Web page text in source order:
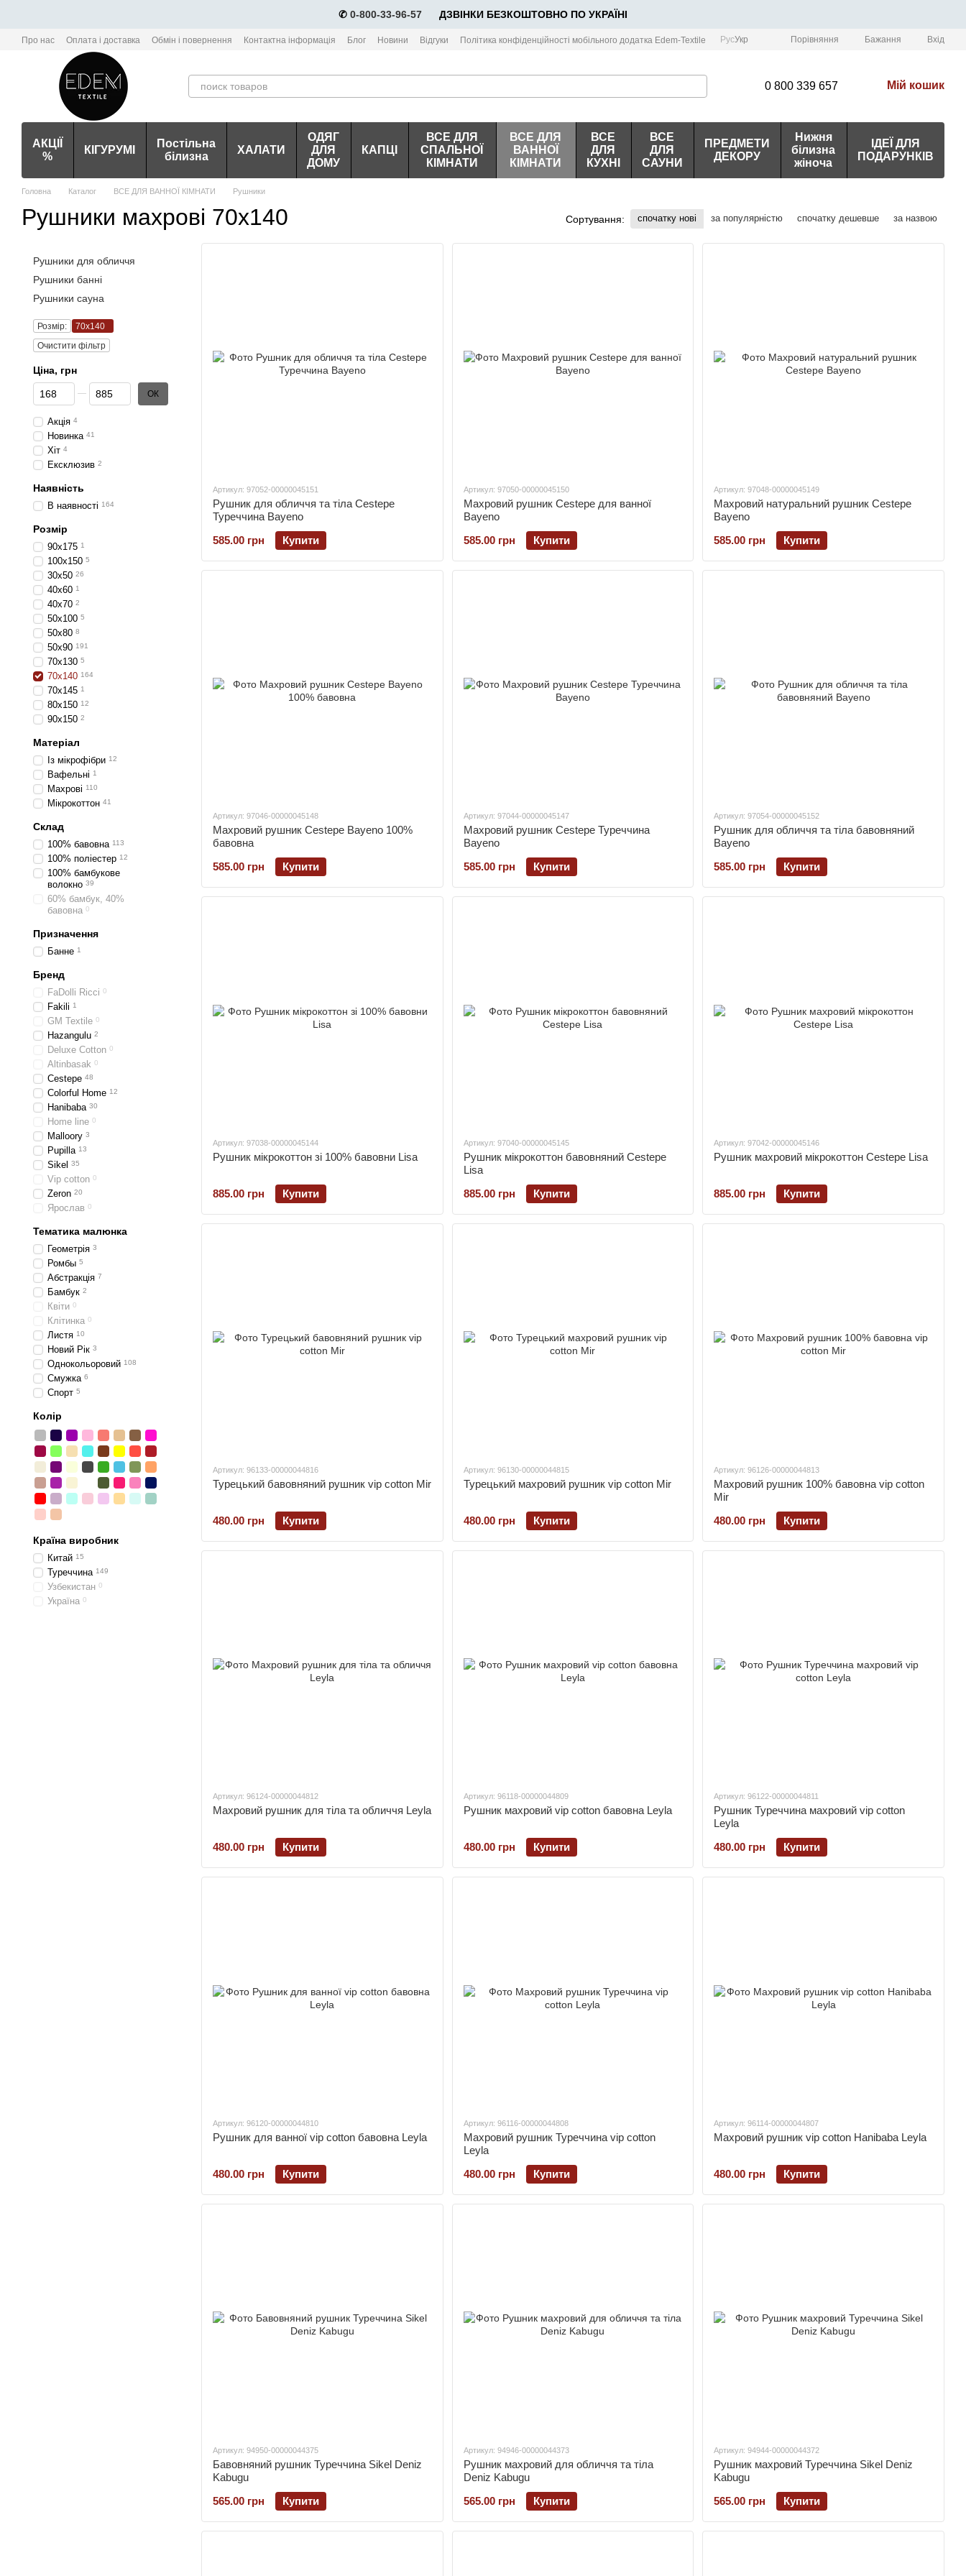
✆ 0-800-33-96-57 ⠀⠀ДЗВІНКИ БЕЗКОШТОВНО ПО УКРАЇНІ
Про нас Оплата і доставка Обмін і повернення Контактна інформація Блог Новини Відгуки Політика конфіденційності мобільного додатка Edem-Textile РусУкр Порівняння Бажання Вхід
0 800 339 657 Мій кошик
АКЦІЇ
%
КІГУРУМІ
Постільна
білизна
ХАЛАТИ
ОДЯГ
ДЛЯ
ДОМУ
КАПЦІ
ВСЕ ДЛЯ
СПАЛЬНОЇ
КІМНАТИ
ВСЕ ДЛЯ
ВАННОЇ
КІМНАТИ
ВСЕ
ДЛЯ
КУХНІ
ВСЕ
ДЛЯ
САУНИ
ПРЕДМЕТИ
ДЕКОРУ
Нижня
білизна
жіноча
ІДЕЇ ДЛЯ
ПОДАРУНКІВ
Головна Каталог ВСЕ ДЛЯ ВАННОЇ КІМНАТИ Рушники
Рушники махрові 70х140 Сортування: спочатку нові за популярністю спочатку дешевше за назвою
Артикул: 97052-00000045151
Рушник для обличчя та тіла Cestepe
Туреччина Bayeno
585.00 грн
Купити
Артикул: 97050-00000045150
Махровий рушник Cestepe для ванної
Bayeno
585.00 грн
Купити
Артикул: 97048-00000045149
Махровий натуральний рушник Cestepe
Bayeno
585.00 грн
Купити
Артикул: 97046-00000045148
Махровий рушник Cestepe Bayeno 100%
бавовна
585.00 грн
Купити
Артикул: 97044-00000045147
Махровий рушник Cestepe Туреччина
Bayeno
585.00 грн
Купити
Артикул: 97054-00000045152
Рушник для обличчя та тіла бавовняний
Bayeno
585.00 грн
Купити
Артикул: 97038-00000045144
Рушник мікрокоттон зі 100% бавовни Lisa
885.00 грн Купити
Артикул: 97040-00000045145
Рушник мікрокоттон бавовняний Cestepe
Lisa
885.00 грн
Купити
Артикул: 97042-00000045146
Рушник махровий мікрокоттон Cestepe Lisa
885.00 грн Купити
Артикул: 96133-00000044816
Турецький бавовняний рушник vip cotton Mir
480.00 грн Купити
Артикул: 96130-00000044815
Турецький махровий рушник vip cotton Mir
480.00 грн Купити
Артикул: 96126-00000044813
Махровий рушник 100% бавовна vip cotton
Mir
480.00 грн
Купити
Артикул: 96124-00000044812
Махровий рушник для тіла та обличчя Leyla
480.00 грн Купити
Артикул: 96118-00000044809
Рушник махровий vip cotton бавовна Leyla
480.00 грн Купити
Артикул: 96122-00000044811
Рушник Туреччина махровий vip cotton
Leyla
480.00 грн
Купити
Артикул: 96120-00000044810
Рушник для ванної vip cotton бавовна Leyla
480.00 грн Купити
Артикул: 96116-00000044808
Махровий рушник Туреччина vip cotton
Leyla
480.00 грн
Купити
Артикул: 96114-00000044807
Махровий рушник vip cotton Hanibaba Leyla
480.00 грн Купити
Артикул: 94950-00000044375
Бавовняний рушник Туреччина Sikel Deniz
Kabugu
565.00 грн
Купити
Артикул: 94946-00000044373
Рушник махровий для обличчя та тіла
Deniz Kabugu
565.00 грн
Купити
Артикул: 94944-00000044372
Рушник махровий Туреччина Sikel Deniz
Kabugu
565.00 грн
Купити
Рушники для обличчя
Рушники банні
Рушники сауна
Розмір:
70х140
Очистити фільтр
Цiна, грн
Від Цiна, грн
До Цiна, грн ОК
Акція 4
Новинка 41
Хіт 4
Ексклюзив 2
Наявність
В наявності 164
Розмір
90х175 1
100х150 5
30х50 26
40х60 1
40х70 2
50х100 5
50х80 8
50х90 191
70х130 5
70х140 164
70х145 1
80х150 12
90х150 2
Матеріал
Із мікрофібри 12
Вафельні 1
Махрові 110
Мікрокоттон 41
Склад
100% бавовна 113
100% поліестер 12
100% бамбукове
волокно 39
60% бамбук, 40%
бавовна 0
Призначення
Банне 1
Бренд
FaDolli Ricci 0
Fakili 1
GM Textile 0
Hazangulu 2
Deluxe Cotton 0
Altinbasak 0
Cestepe 48
Colorful Home 12
Hanibaba 30
Home line 0
Malloory 3
Pupilla 13
Sikel 35
Vip cotton 0
Zeron 20
Ярослав 0
Тематика малюнка
Геометрія 3
Ромбы 5
Абстракція 7
Бамбук 2
Квіти 0
Клітинка 0
Листя 10
Новий Рік 3
Однокольоровий 108
Смужка 6
Спорт 5
Колір
Країна виробник
Китай 15
Туреччина 149
Узбекистан 0
Україна 0